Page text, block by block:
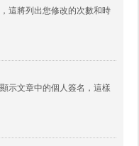
這將列出您修改的次數和時
示文章中的個人簽名，這樣